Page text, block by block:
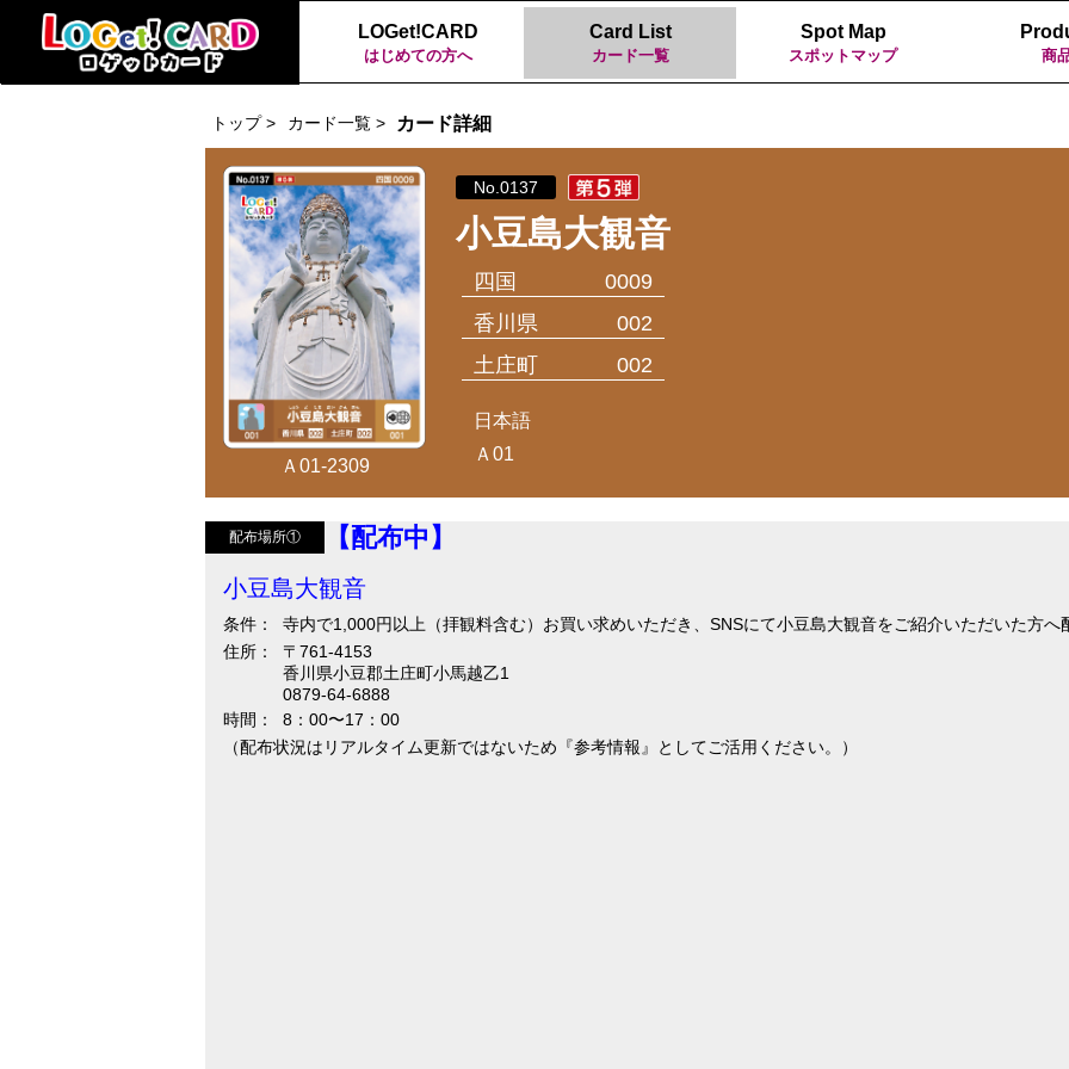
LOGet!CARD
はじめての方へ
Card List
カード一覧
Spot Map
スポットマップ 商
トップ > カード一覧 > カード詳細
Ａ01-2309
No.0137
小豆島大観音
四国
0009
香川県
002
土庄町
002
日本語
Ａ01
配布場所① 【配布中】
小豆島大観音
条件：
寺内で1,000円以上（拝観料含む）お買い求めいただき、SNSにて小豆島大観音をご紹介いただいた方へ
住所：
〒761-4153
香川県小豆郡土庄町小馬越乙1
0879-64-6888
時間：
8：00〜17：00
（配布状況はリアルタイム更新ではないため『参考情報』としてご活用ください。）